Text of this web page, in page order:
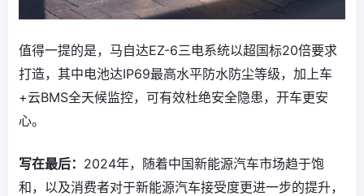
值得一提的是，马自达EZ-6三电系统以超国标20倍要求
打造，其中电池达IP69最高水平防水防尘等级，加上车
+云BMS全天候监控，可有效杜绝安全隐患，开车更安
心。
写在最后： 2024年，随着中国新能源汽车市场趋于饱
和，以及消费者对于新能源汽车接受度更进一步的提升，